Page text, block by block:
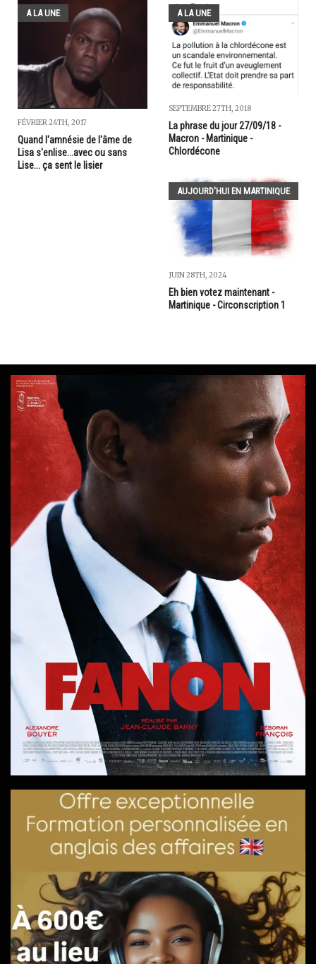
A LA UNE
FÉVRIER 24TH, 2017
Quand l'amnésie de l'âme de
Lisa s'enlise...avec ou sans
Lise... ça sent le lisier
A LA UNE
SEPTEMBRE 27TH, 2018
La phrase du jour 27/09/18 -
Macron - Martinique -
Chlordécone
AUJOURD'HUI EN MARTINIQUE
JUIN 28TH, 2024
Eh bien votez maintenant -
Martinique - Circonscription 1